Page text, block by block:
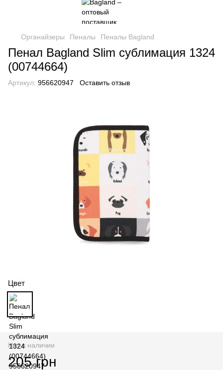
Органайзеры Пеналы Пеналы Bagland
Пенал Bagland Slim сублимация 1324
(00744664)
Артикул: 956620947 Оставить отзыв
Цвет
Нет в наличии
205 грн